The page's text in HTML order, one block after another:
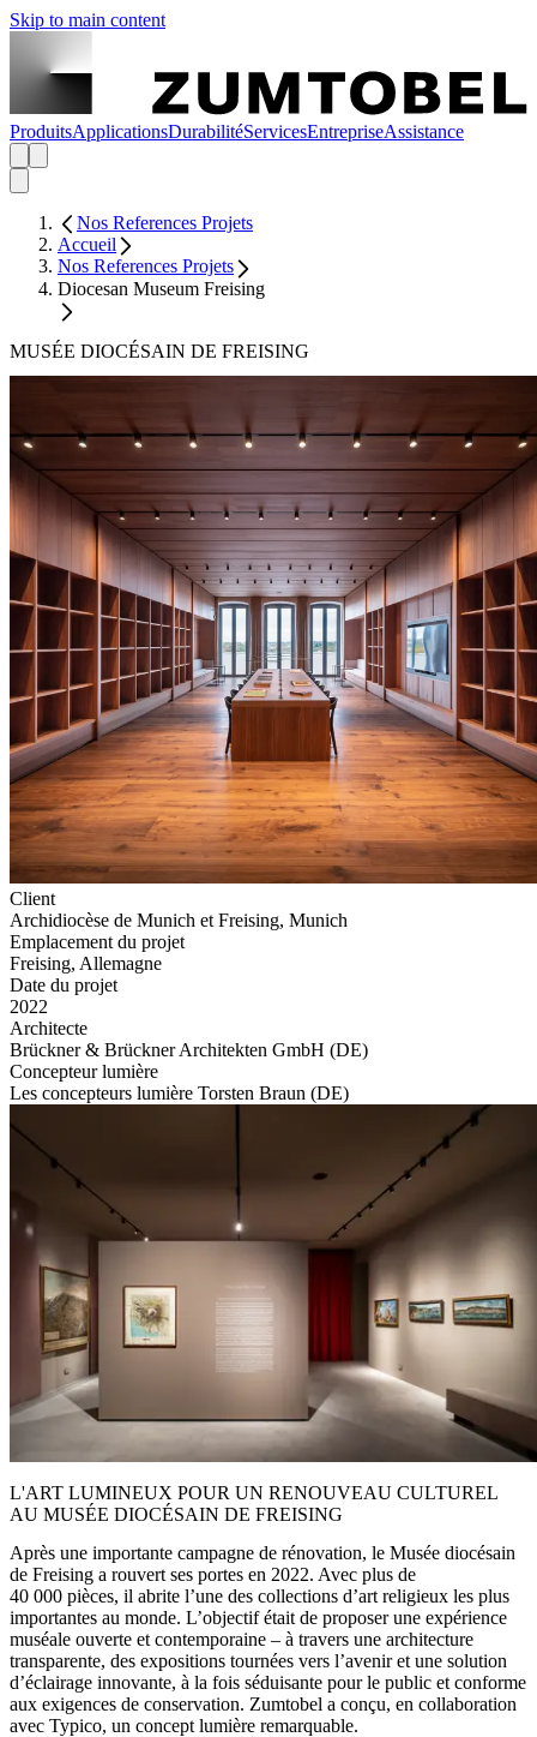
Skip to main content
ProduitsApplicationsDurabilitéServicesEntrepriseAssistance
Nos References Projets
Accueil
Nos References Projets
Diocesan Museum Freising
MUSÉE DIOCÉSAIN DE FREISING
Client
Archidiocèse de Munich et Freising, Munich
Emplacement du projet
Freising, Allemagne
Date du projet
2022
Architecte
Brückner & Brückner Architekten GmbH (DE)
Concepteur lumière
Les concepteurs lumière Torsten Braun (DE)
L'ART LUMINEUX POUR UN RENOUVEAU CULTUREL
AU MUSÉE DIOCÉSAIN DE FREISING
Après une importante campagne de rénovation, le Musée diocésain
de Freising a rouvert ses portes en 2022. Avec plus de
40 000 pièces, il abrite l’une des collections d’art religieux les plus
importantes au monde. L’objectif était de proposer une expérience
muséale ouverte et contemporaine – à travers une architecture
transparente, des expositions tournées vers l’avenir et une solution
d’éclairage innovante, à la fois séduisante pour le public et conforme
aux exigences de conservation. Zumtobel a conçu, en collaboration
avec Typico, un concept lumière remarquable.